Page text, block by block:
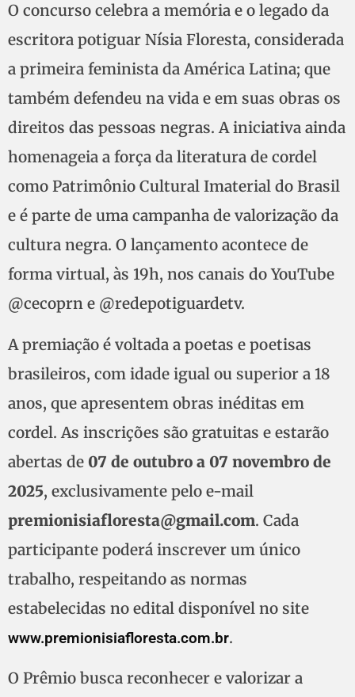
O concurso celebra a memória e o legado da
escritora potiguar Nísia Floresta, considerada
a primeira feminista da América Latina; que
também defendeu na vida e em suas obras os
direitos das pessoas negras. A iniciativa ainda
homenageia a força da literatura de cordel
como Patrimônio Cultural Imaterial do Brasil
e é parte de uma campanha de valorização da
cultura negra. O lançamento acontece de
forma virtual, às 19h, nos canais do YouTube
@cecoprn e @redepotiguardetv.
A premiação é voltada a poetas e poetisas
brasileiros, com idade igual ou superior a 18
anos, que apresentem obras inéditas em
cordel. As inscrições são gratuitas e estarão
abertas de 07 de outubro a 07 novembro de
2025, exclusivamente pelo e-mail
premionisiafloresta@gmail.com. Cada
participante poderá inscrever um único
trabalho, respeitando as normas
estabelecidas no edital disponível no site
www.premionisiafloresta.com.br.
O Prêmio busca reconhecer e valorizar a